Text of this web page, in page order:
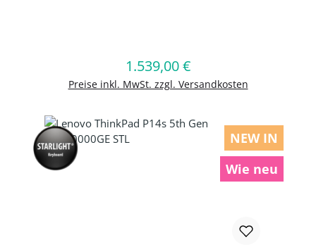
Regulärer Preis:
1.539,00 €
Preise inkl. MwSt. zzgl. Versandkosten
In den Warenkorb
NEW IN
Wie neu